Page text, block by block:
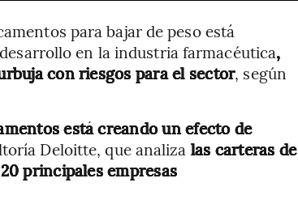
para bajar de peso está
en la industria farmacéutica,
con riesgos para el sector, según
está creando un efecto de
Deloitte, que analiza las carteras de
principales empresas